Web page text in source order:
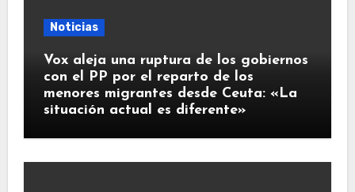
Noticias
Vox aleja una ruptura de los gobiernos
con el PP por el reparto de los
menores migrantes desde Ceuta: «La
situación actual es diferente»